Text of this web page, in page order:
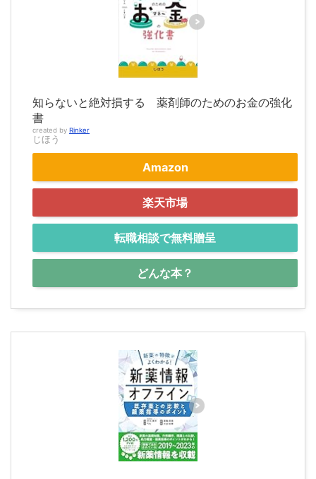
知らないと絶対損する 薬剤師のためのお金の強化
書
created by Rinker
じほう
Amazon
楽天市場
転職相談で無料贈呈
どんな本？